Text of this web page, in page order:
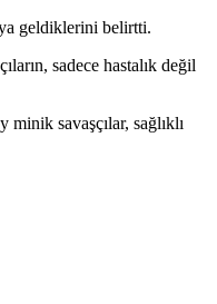
geldiklerini belirtti.
sadece hastalık değil
savaşçılar, sağlıklı